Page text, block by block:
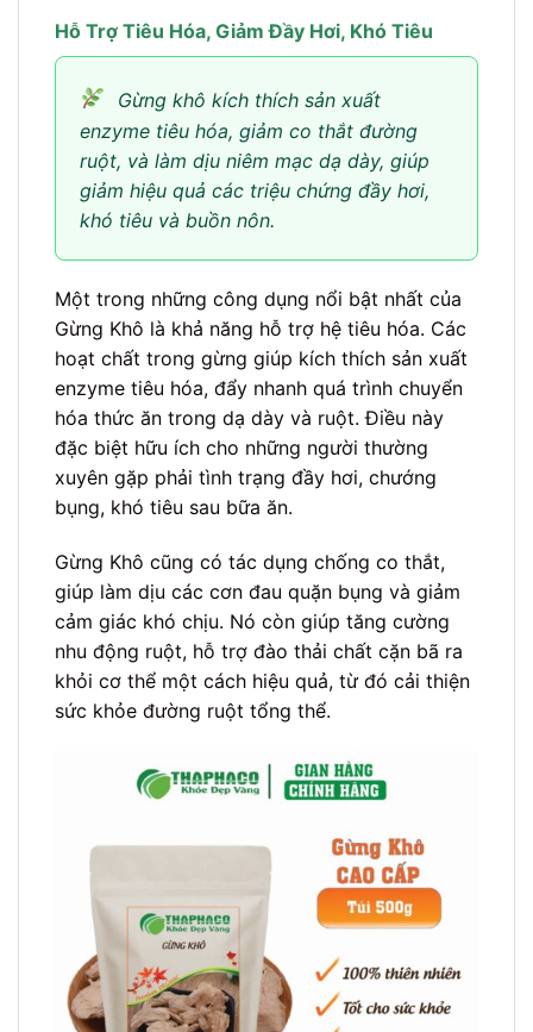
Hỗ Trợ Tiêu Hóa, Giảm Đầy Hơi, Khó Tiêu
Gừng khô kích thích sản xuất
enzyme tiêu hóa, giảm co thắt đường
ruột, và làm dịu niêm mạc dạ dày, giúp
giảm hiệu quả các triệu chứng đầy hơi,
khó tiêu và buồn nôn.
Một trong những công dụng nổi bật nhất của
Gừng Khô là khả năng hỗ trợ hệ tiêu hóa. Các
hoạt chất trong gừng giúp kích thích sản xuất
enzyme tiêu hóa, đẩy nhanh quá trình chuyển
hóa thức ăn trong dạ dày và ruột. Điều này
đặc biệt hữu ích cho những người thường
xuyên gặp phải tình trạng đầy hơi, chướng
bụng, khó tiêu sau bữa ăn.
Gừng Khô cũng có tác dụng chống co thắt,
giúp làm dịu các cơn đau quặn bụng và giảm
cảm giác khó chịu. Nó còn giúp tăng cường
nhu động ruột, hỗ trợ đào thải chất cặn bã ra
khỏi cơ thể một cách hiệu quả, từ đó cải thiện
sức khỏe đường ruột tổng thể.